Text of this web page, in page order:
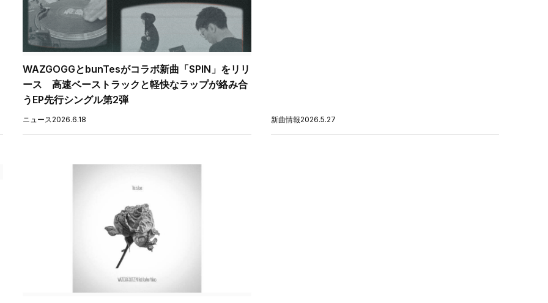
WAZGOGGとbunTesがコラボ新曲「SPIN」をリリ
ース 高速ベーストラックと軽快なラップが絡み合
うEP先行シングル第2弾
ニュース2026.6.18 新曲情報2026.5.27